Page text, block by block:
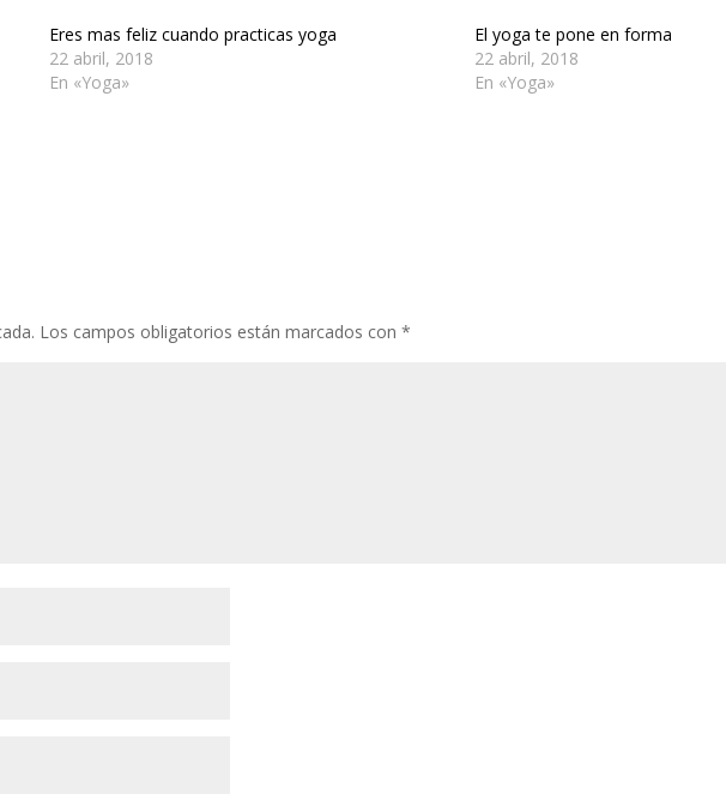
Eres mas feliz cuando practicas yoga
22 abril, 2018
En «Yoga»
El yoga te pone en forma
22 abril, 2018
En «Yoga»
Los campos obligatorios están marcados con*